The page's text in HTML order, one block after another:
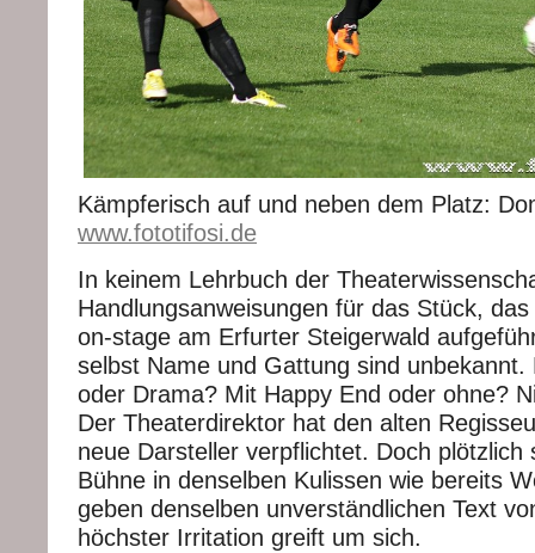
Kämpferisch auf und neben dem Platz:
www.fototifosi.de
In keinem Lehrbuch der
Handlungsanweisungen für das Stück,
on-stage am Erfurter Steigerwald
selbst Name und Gattung sind unbekannt.
oder Drama? Mit Happy End oder ohne?
Der Theaterdirektor hat den alten
neue Darsteller verpflichtet. Doch plötzlich
Bühne in denselben Kulissen wie bereits
geben denselben unverständlichen Text
höchster Irritation greift um sich.